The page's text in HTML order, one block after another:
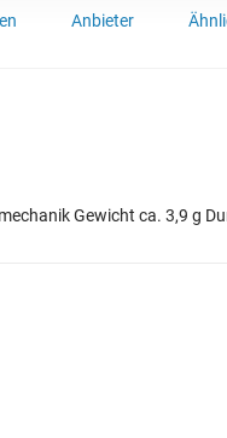
Anbieter
Gewicht ca. 3,9 g